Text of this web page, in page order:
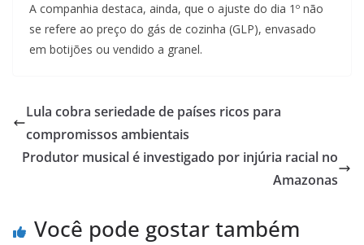
A companhia destaca, ainda, que o ajuste do dia 1º não
se refere ao preço do gás de cozinha (GLP), envasado
em botijões ou vendido a granel.
Lula cobra seriedade de países ricos para
compromissos ambientais
Produtor musical é investigado por injúria racial no
Amazonas
Você pode gostar também